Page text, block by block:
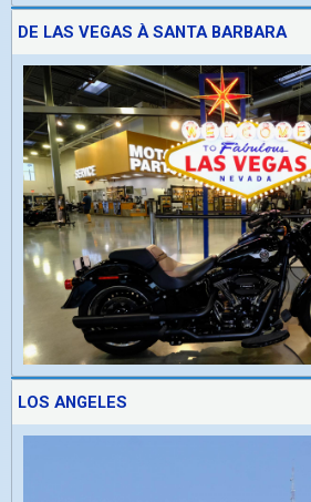
DE LAS VEGAS À SANTA BARBARA
LOS ANGELES